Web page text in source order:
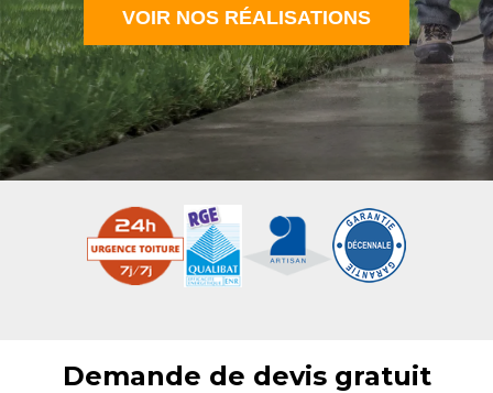
VOIR NOS RÉALISATIONS
Demande de devis gratuit